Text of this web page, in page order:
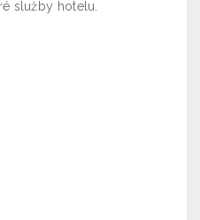
služby hotelu.